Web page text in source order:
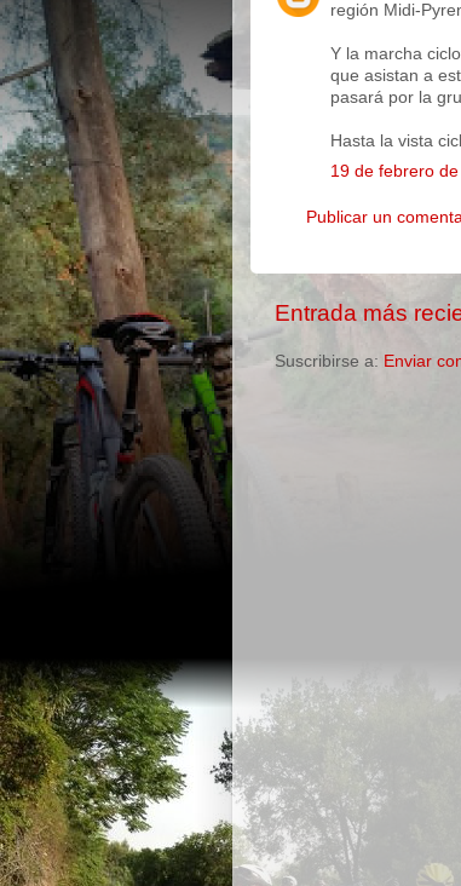
región Midi-
Y la marcha
que asistan a
pasará por la
Hasta la vista
19 de febrero
Publicar un
Entrada más
Suscribirse a: Enviar